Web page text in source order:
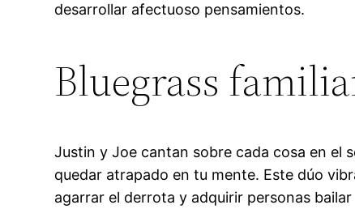
desarrollar afectuoso pensamientos.
Bluegrass
Justin y Joe cantan sobre cada cosa en el
quedar atrapado en tu mente. Este dúo
agarrar el derrota y adquirir personas bailar